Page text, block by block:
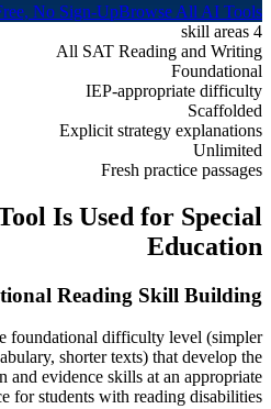
No Sign-UpBrowse All AI Tools
4 skill areas
All SAT Reading and Writing
Foundational
IEP-appropriate difficulty
Scaffolded
Explicit strategy explanations
Unlimited
Fresh practice passages
Is Used for Special
Education
Reading Skill Building
foundational difficulty level (simpler
shorter texts) that develop the
and evidence skills at an appropriate
for students with reading disabilities.